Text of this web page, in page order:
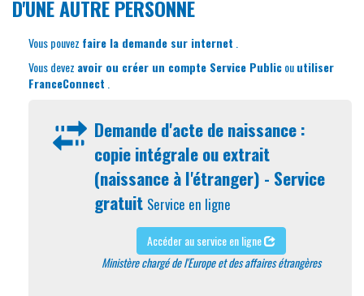
D'UNE AUTRE PERSONNE
Vous pouvez faire la demande sur internet
Vous devez avoir ou créer un compte Service Publicouutiliser
FranceConnect
Demande d'acte de naissance :
copie intégrale ou extrait
(naissance à l'étranger) - Service
gratuit Service en ligne
Accéder au service en ligne
Ministère chargé de l'Europe et des affaires étrangères